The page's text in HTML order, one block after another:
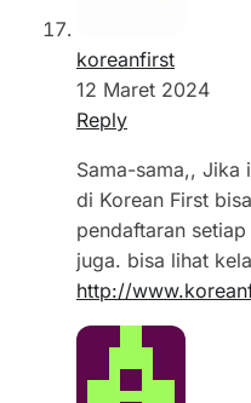
koreanfirst
12 Maret 2024
Reply
Sama-sama,, Jika
di Korean First
pendaftaran
juga. bisa lihat
http://